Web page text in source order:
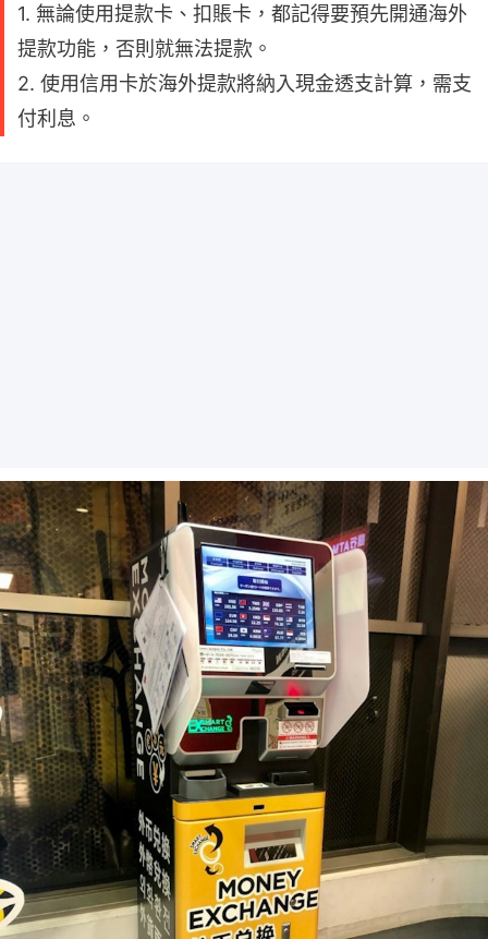
1. 無論使用提款卡、扣賬卡，都記得要預先開通海外
提款功能，否則就無法提款。
2. 使用信用卡於海外提款將納入現金透支計算，需支
付利息。